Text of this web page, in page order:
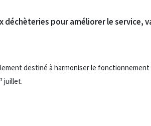
déchèteries pour améliorer le service,
destiné à harmoniser le
juillet.